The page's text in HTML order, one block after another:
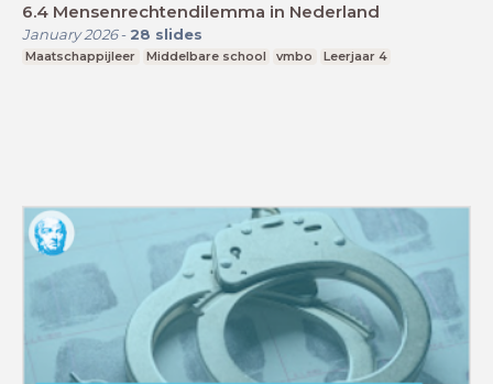
6.4 Mensenrechtendilemma in Nederland
January 2026- 28 slides
Maatschappijleer Middelbare school vmbo Leerjaar 4